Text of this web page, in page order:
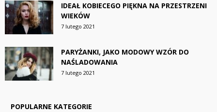
IDEAŁ KOBIECEGO PIĘKNA NA PRZESTRZENI
WIEKÓW
7 lutego 2021
PARYŻANKI, JAKO MODOWY WZÓR DO
NAŚLADOWANIA
7 lutego 2021
POPULARNE KATEGORIE